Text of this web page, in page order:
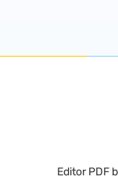
Editor PDF